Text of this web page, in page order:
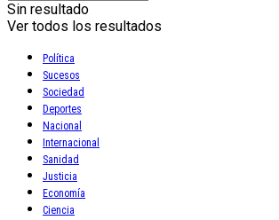
Sin resultado
Ver todos los resultados
Política
Sucesos
Sociedad
Deportes
Nacional
Internacional
Sanidad
Justicia
Economía
Ciencia